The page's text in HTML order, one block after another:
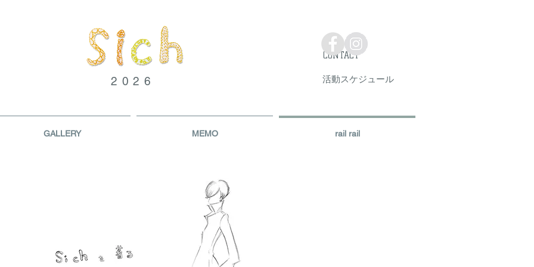
2026
CONTACT
活動スケジュール
GALLERY MEMO rail rail